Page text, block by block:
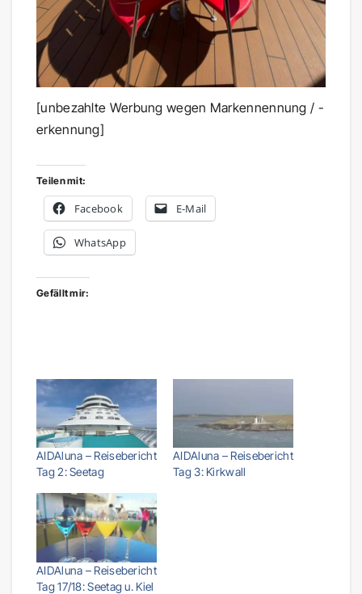
[unbezahlte Werbung wegen Markennennung / -
erkennung]
Teilen mit:
Facebook E-Mail
WhatsApp
Gefällt mir:
AIDAluna – Reisebericht
Tag 2: Seetag
AIDAluna – Reisebericht
Tag 3: Kirkwall
AIDAluna – Reisebericht
Tag 17/18: Seetag u. Kiel